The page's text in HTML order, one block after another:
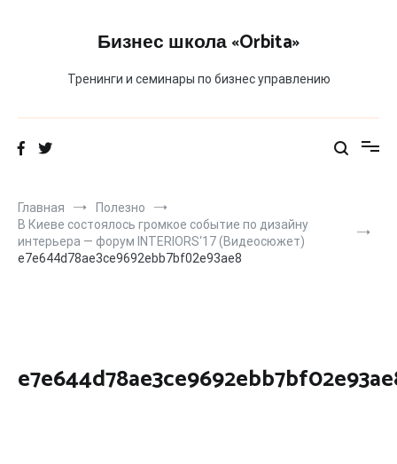
Бизнес школа «Orbita»
Тренинги и семинары по бизнес управлению
Главная
Полезно
В Киеве состоялось громкое событие по дизайну
интерьера — форум INTERIORS‘17 (Видеосюжет)
e7e644d78ae3ce9692ebb7bf02e93ae8